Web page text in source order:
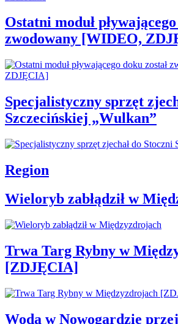
Ostatni moduł
zwodowany [WIDEO,
Specjalistyczny sprzęt
Szczecińskiej „Wulkan”
Region
Wieloryb zabłądził w
Trwa Targ Rybny w
[ZDJĘCIA]
Woda w Nowogardzie